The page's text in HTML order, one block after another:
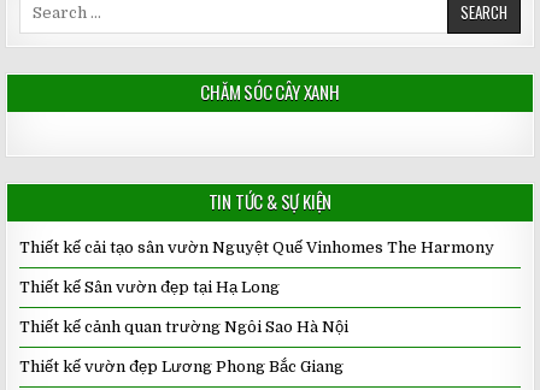
CHĂM SÓC CÂY XANH
TIN TỨC & SỰ KIỆN
Thiết kế cải tạo sân vườn Nguyệt Quế Vinhomes The Harmony
Thiết kế Sân vườn đẹp tại Hạ Long
Thiết kế cảnh quan trường Ngôi Sao Hà Nội
Thiết kế vườn đẹp Lương Phong Bắc Giang